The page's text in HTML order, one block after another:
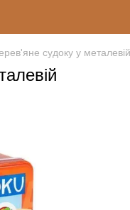
судоку у